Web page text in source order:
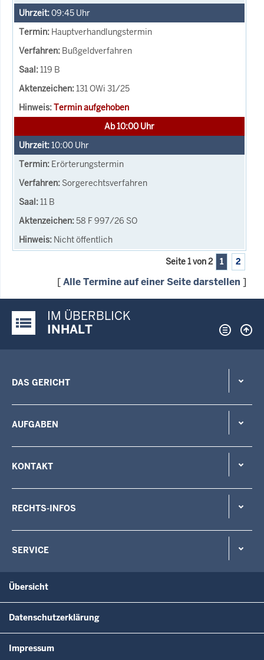
09:45 Uhr
Hauptverhandlungstermin
Bußgeldverfahren
119 B
131 OWi 31/25
Termin aufgehoben
Ab 10:00 Uhr
10:00 Uhr
Erörterungstermin
Sorgerechtsverfahren
11 B
58 F 997/26 SO
Nicht öffentlich
Seite 1 von 2 1 2
[Alle Termine auf einer Seite darstellen ]
Justiz-Portal im Überblick:
IM ÜBERBLICK
INHALT
DAS GERICHT
AUFGABEN
KONTAKT
RECHTS-INFOS
SERVICE
Übersicht
Datenschutzerklärung
Impressum